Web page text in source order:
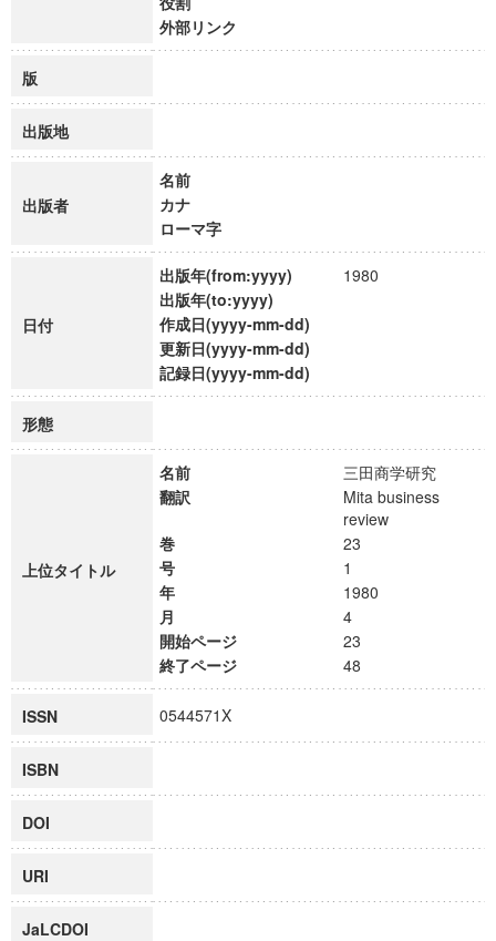
外部リンク
版
出版地
出版者
名前
カナ
ローマ字
日付
出版年(from:yyyy)
1980
出版年(to:yyyy)
作成日(yyyy-mm-dd)
更新日(yyyy-mm-dd)
記録日(yyyy-mm-dd)
形態
上位タイトル
名前
三田商学研究
翻訳
Mita business
review
巻
23
号
1
年
1980
月
4
開始ページ
23
終了ページ
48
ISSN 0544571X
ISBN
DOI
URI
JaLCDOI